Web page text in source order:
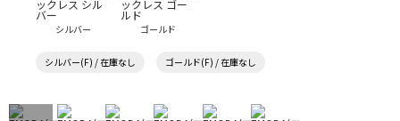
シルバー ゴールド
シルバー(F) / 在庫なし ゴールド(F) / 在庫なし